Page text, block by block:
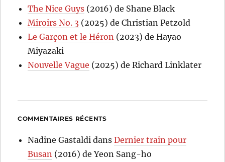
The Nice Guys (2016) de Shane Black
Miroirs No. 3 (2025) de Christian Petzold
Le Garçon et le Héron (2023) de Hayao
Miyazaki
Nouvelle Vague (2025) de Richard Linklater
COMMENTAIRES RÉCENTS
Nadine Gastaldi dansDernier train pour
Busan (2016) de Yeon Sang-ho